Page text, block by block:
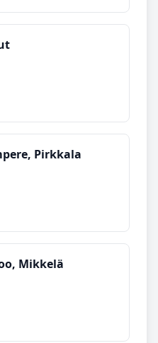
Pirkkala
Mikkelä